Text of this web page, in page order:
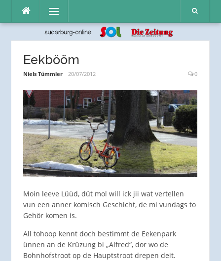
Inhalt
Menü
Eekbööm
Niels Tümmler 20/07/2012 0
Moin leeve Lüüd, düt mol will ick jii wat vertellen
vun een anner komisch Geschicht, de mi vundags to
Gehör komen is.
All tohoop kennt doch bestimmt de Eekenpark
ünnen an de Krüzung bi „Alfred“, dor wo de
Bohnhofstroot op de Hauptstroot drepen deit.